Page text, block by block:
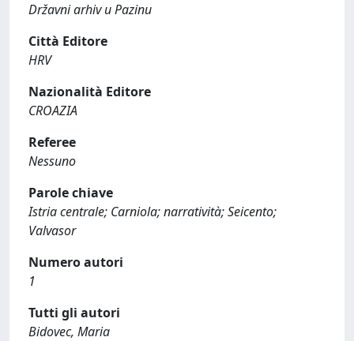
Državni arhiv u Pazinu
Città Editore
HRV
Nazionalità Editore
CROAZIA
Referee
Nessuno
Parole chiave
Istria centrale; Carniola; narratività; Seicento;
Valvasor
Numero autori
1
Tutti gli autori
Bidovec, Maria